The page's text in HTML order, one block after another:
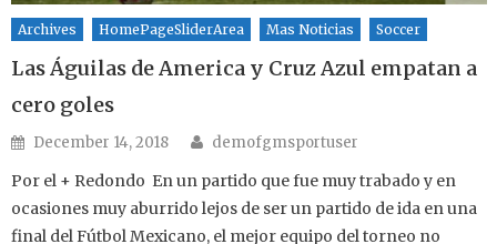
Archives HomePageSliderArea Mas Noticias Soccer
Las Águilas de America y Cruz Azul empatan a
cero goles
Posted on
December 14, 2018 Author
demofgmsportuser
Por el + Redondo En un partido que fue muy trabado y en
ocasiones muy aburrido lejos de ser un partido de ida en una
final del Fútbol Mexicano, el mejor equipo del torneo no